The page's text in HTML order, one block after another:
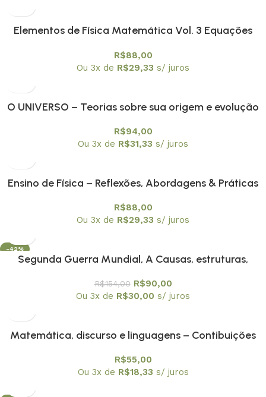
Elementos de Física Matemática Vol. 3 Equações
R$88,00
Ou 3x de R$29,33 s/ juros
O UNIVERSO – Teorias sobre sua origem e evolução
R$94,00
Ou 3x de R$31,33 s/ juros
Ensino de Física – Reflexões, Abordagens & Práticas
R$88,00
Ou 3x de R$29,33 s/ juros
-42%
Segunda Guerra Mundial, A Causas, estruturas,
R$154,00 R$90,00
Ou 3x de R$30,00 s/ juros
Matemática, discurso e linguagens – Contibuições
R$55,00
Ou 3x de R$18,33 s/ juros